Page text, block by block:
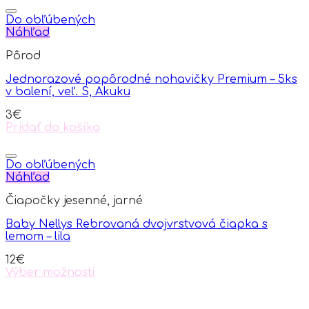
product
has
multiple
The
may
be
on
the
page
Do obľúbených
Náhľad
Pôrod
Jednorazové popôrodné nohavičky Premium – 5ks
v balení, veľ. S, Akuku
3€
Pridať do košíka
Do obľúbených
Náhľad
Čiapočky jesenné, jarné
Baby Nellys Rebrovaná dvojvrstvová čiapka s
lemom – lila
12€
Výber možností